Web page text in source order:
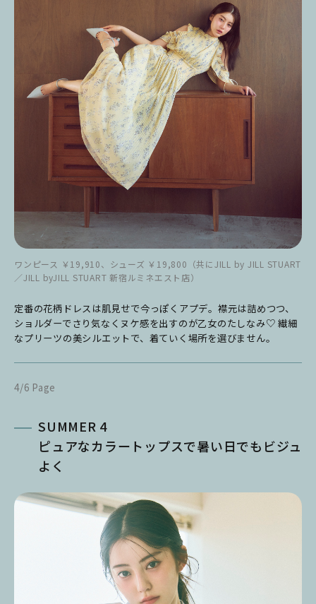
ワンピース ￥19,910、シューズ ￥19,800（共にJILL by JILL STUART
／JILL byJILL STUART 新宿ルミネエスト店）
定番の花柄ドレスは肌見せで今っぽくアプデ。襟元は詰めつつ、
ショルダーでさり気なくヌケ感を出すのが乙女のたしなみ♡ 繊細
なプリーツの美シルエットで、着ていく場所を選びません。
4/6 Page
SUMMER 4
ピュアなカラートップスで暑い日でもビジュ
よく